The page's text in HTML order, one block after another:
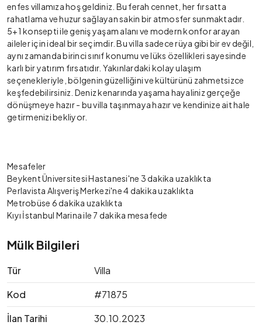
enfes villamıza hoş geldiniz. Bu ferah cennet, her fırsatta
rahatlama ve huzur sağlayan sakin bir atmosfer sunmaktadır.
5+1 konsepti ile geniş yaşam alanı ve modern konfor arayan
aileler için ideal bir seçimdir. Bu villa sadece rüya gibi bir ev değil,
aynı zamanda birinci sınıf konumu ve lüks özellikleri sayesinde
karlı bir yatırım fırsatıdır. Yakınlardaki kolay ulaşım
seçenekleriyle, bölgenin güzelliğini ve kültürünü zahmetsizce
keşfedebilirsiniz. Deniz kenarında yaşama hayaliniz gerçeğe
dönüşmeye hazır - bu villa taşınmaya hazır ve kendinize ait hale
getirmenizi bekliyor.
Mesafeler
Beykent Üniversitesi Hastanesi'ne 3 dakika uzaklıkta
Perlavista Alışveriş Merkezi'ne 4 dakika uzaklıkta
Metrobüse 6 dakika uzaklıkta
Kıyı İstanbul Marina ile 7 dakika mesafede
Mülk Bilgileri
Tür
Villa
Kod
#71875
İlan Tarihi
30.10.2023